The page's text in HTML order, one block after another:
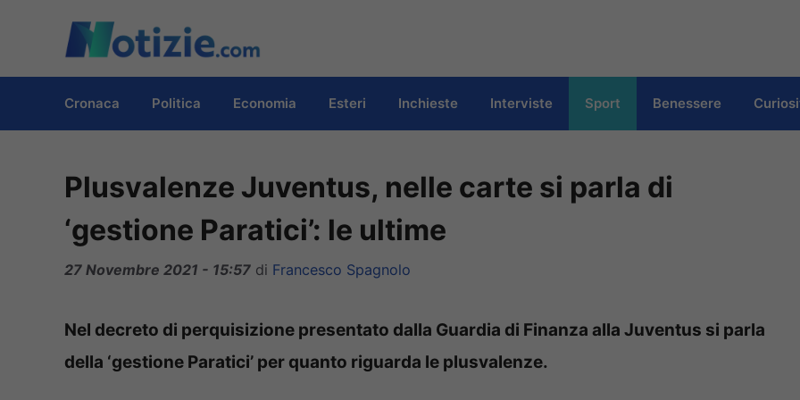
contenuto
Cronaca Politica Economia Esteri Inchieste Interviste Sport Benessere
Plusvalenze Juventus, nelle carte si parla di
‘gestione Paratici’: le ultime
27 Novembre 2021 - 15:57 di Francesco Spagnolo
Nel decreto di perquisizione presentato dalla Guardia di Finanza alla Juventus si parla
della ‘gestione Paratici’ per quanto riguarda le plusvalenze.